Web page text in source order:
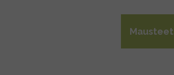
Mausteet